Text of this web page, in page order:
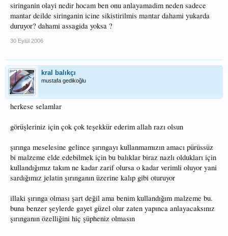
siringanin olayi nedir hocam ben onu anlayamadim neden sadece
mantar deilde siringanin icine sikistirilmis mantar dahami yukarda
duruyor? dahami assagida yoksa ?
30 Eylül 2006
kral balıkçı
mustafa gedikoğlu
herkese selamlar
görüşleriniz için çok çok teşekkür ederim allah razı olsun
şırınga meselesine gelince şırıngayı kullanmamızın amacı pürüssüz
bi malzeme elde edebilmek için bu balıklar biraz nazlı oldukları için
kullandığımız takım ne kadar zarif olursa o kadar verimli oluyor yani
sardığımız jelatin şırınganın üzerine kalıp gibi oturuyor
illaki şırınga olması şart değil ama benim kullandığım malzeme bu.
buna benzer şeylerde gayet güzel olur zaten yapınca anlayacaksınız
şırınganın özelliğini hiç şüpheniz olmasın